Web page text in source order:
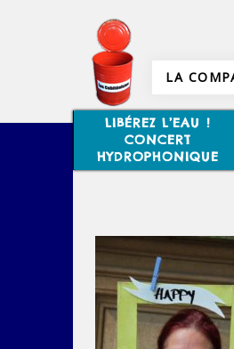
LA
LIBÉREZ L’EAU !
CONCERT
HYDROPHONIQUE